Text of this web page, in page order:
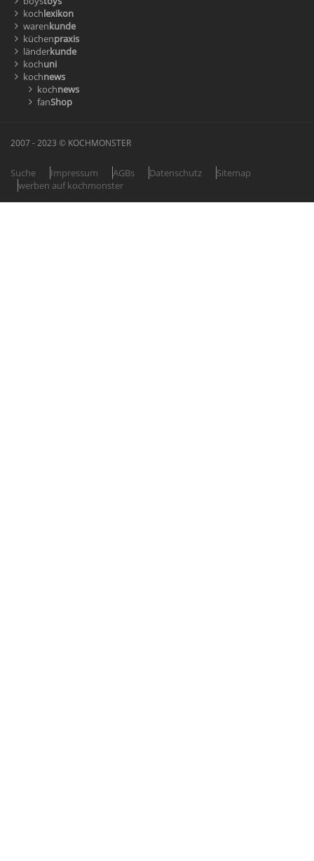
kochlexikon
warenkunde
küchenpraxis
länderkunde
kochuni
kochnews
kochnews
fanShop
2007 - 2023 © KOCHMONSTER
Suche Impressum AGBs Datenschutz
Sitemap
werben auf kochmonster